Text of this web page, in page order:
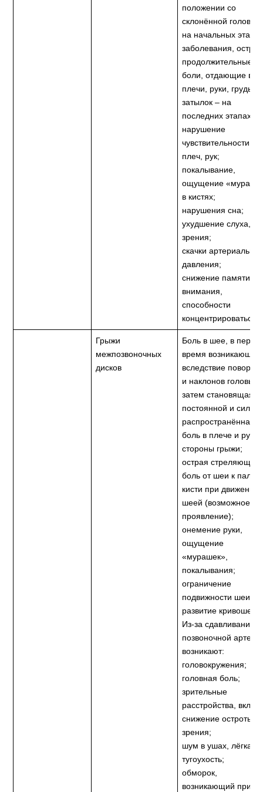
положении со
склонённой головой
на начальных
заболевания,
продолжительные
боли, отдающие в
плечи, руки, грудь,
затылок – на
последних этапах;
нарушение
чувствительности
плеч, рук;
покалывание,
ощущение
в кистях;
нарушения сна;
ухудшение слуха,
зрения;
скачки
давления;
снижение памяти,
внимания,
способности
концентрироваться.
Грыжи
межпозвоночных
дисков
Боль в шее, в
время возникающая
вследствие
и наклонов головы,
затем становящаяся
постоянной и
распространённая
боль в плече и руке
стороны грыжи;
острая стреляющая
боль от шеи к
кисти при движениях
шеей (возможное
проявление);
онемение руки,
ощущение
«мурашек»,
покалывания;
ограничение
подвижности шеи;
развитие кривошеи.
Из-за сдавливания
позвоночной
возникают:
головокружения;
головная боль;
зрительные
расстройства,
снижение остроты
зрения;
шум в ушах, лёгкая
тугоухость;
обморок,
возникающий при